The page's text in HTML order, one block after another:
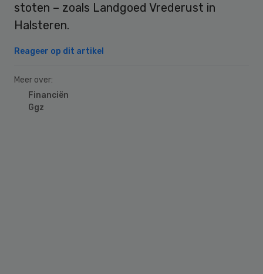
stoten – zoals Landgoed Vrederust in
Halsteren.
Reageer op dit artikel
Meer over:
Financiën
Ggz